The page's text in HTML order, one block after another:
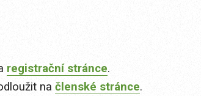
registrační stránce.
na členské stránce.